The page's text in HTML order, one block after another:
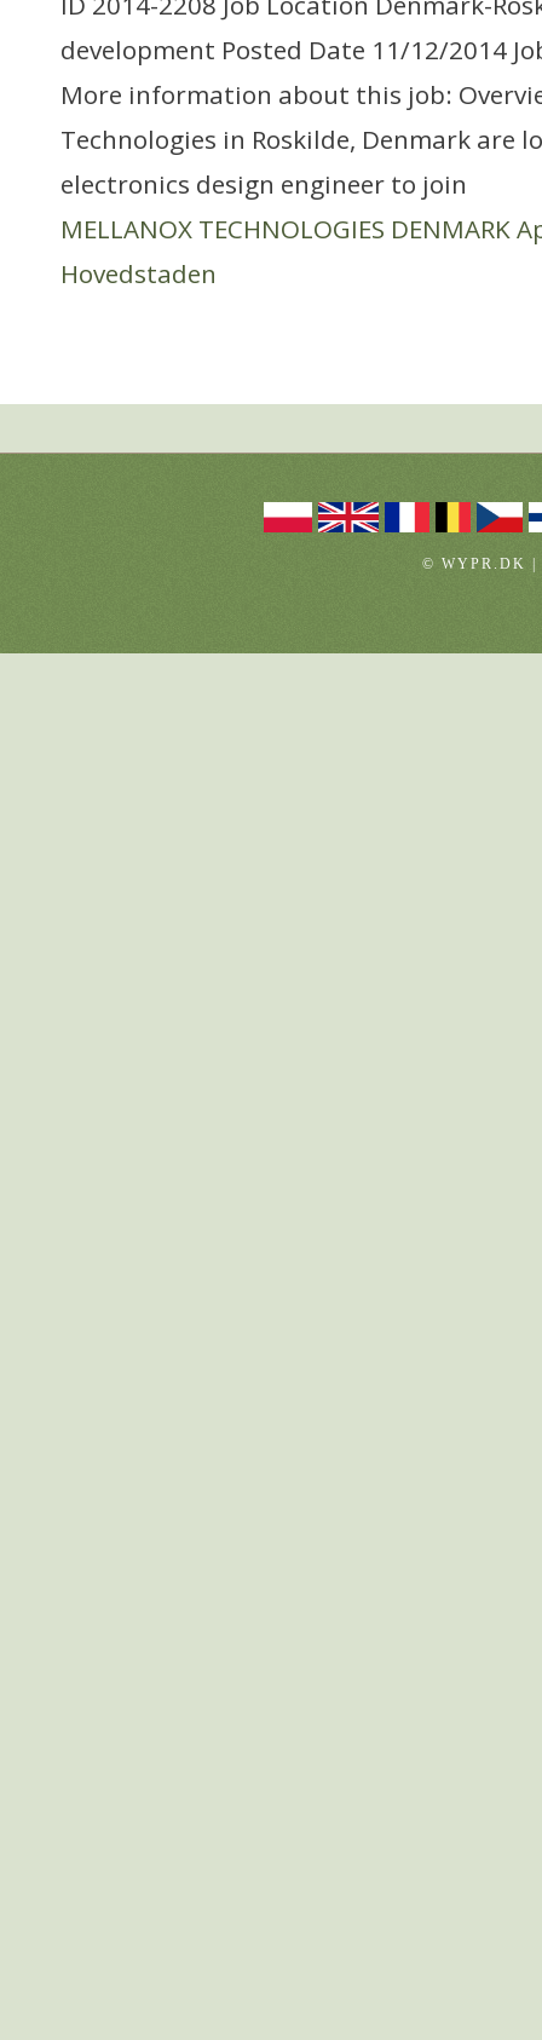
development Posted Date 11/12/2014
More information about this job:
Technologies in Roskilde, Denmark are
electronics design engineer to join
MELLANOX TECHNOLOGIES DENMARK
Hovedstaden
© WYPR.DK